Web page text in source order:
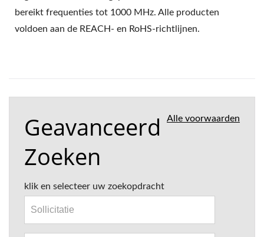
bereikt frequenties tot 1000 MHz. Alle producten
voldoen aan de REACH- en RoHS-richtlijnen.
Alle voorwaarden
Geavanceerd
Zoeken
klik en selecteer uw zoekopdracht